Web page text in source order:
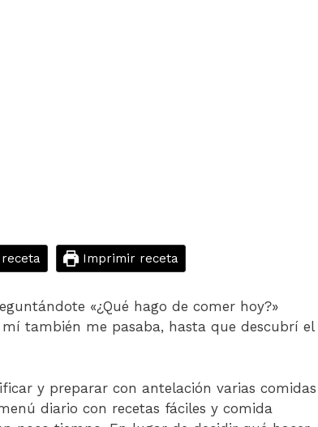
Imprimir receta
«¿Qué hago de comer hoy?»
también me pasaba, hasta que descubrí el
y preparar con antelación varias comidas
diario con recetas fáciles y comida